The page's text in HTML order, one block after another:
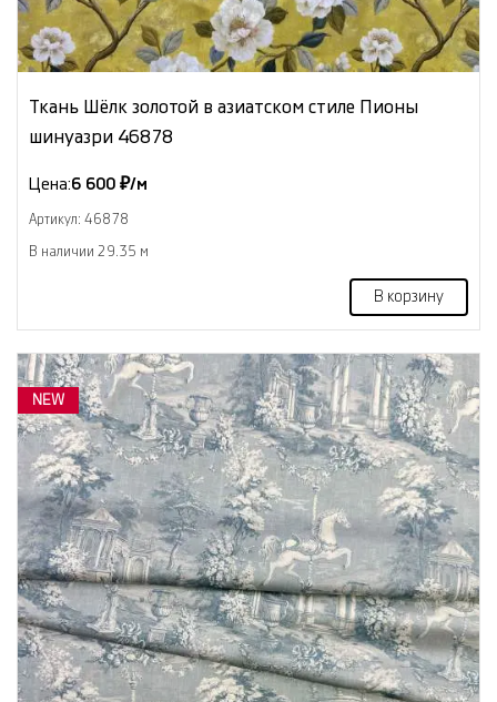
Ткань Шёлк золотой в азиатском стиле Пионы
шинуазри 46878
Цена:6 600 ₽/м
Артикул: 46878
В наличии 29.35 м
В корзину
NEW